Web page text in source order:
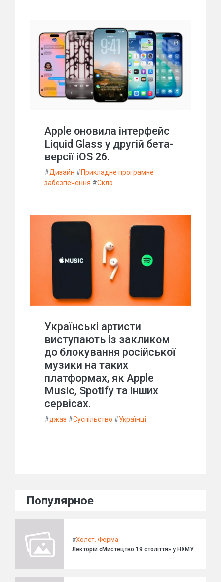
Apple оновила інтерфейс
Liquid Glass у другій бета-
версії iOS 26.
#Дизайн #Прикладне програмне
забезпечення #Скло
Українські артисти
виступають із закликом
до блокування російської
музики на таких
платформах, як Apple
Music, Spotify та інших
сервісах.
#джаз #Суспільство #Українці
Популярное
#Холст. Форма
Лекторій «Мистецтво 19 століття» у НХМУ